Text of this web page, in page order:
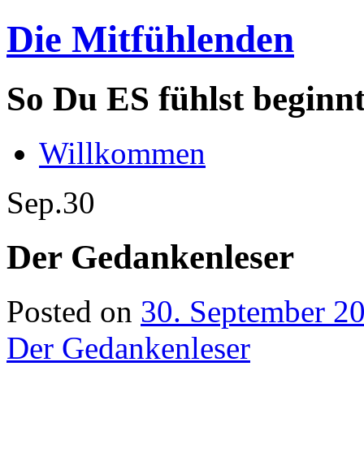
Die Mitfühlenden
So Du ES fühlst
Willkommen
Sep.30
Der Gedankenleser
Posted on 30. September
Der Gedankenleser